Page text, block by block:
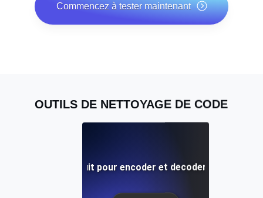
Commencez à tester maintenant
OUTILS DE NETTOYAGE DE CODE
Outil gratuit pour encoder et decoder le Base64